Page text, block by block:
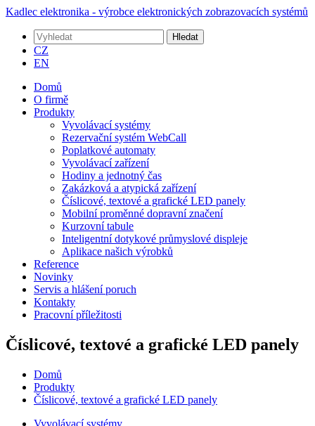
Kadlec elektronika - výrobce elektronických zobrazovacích systémů
Hledat
CZ
EN
Domů
O firmě
Produkty
Vyvolávací systémy
Rezervační systém WebCall
Poplatkové automaty
Vyvolávací zařízení
Hodiny a jednotný čas
Zakázková a atypická zařízení
Číslicové, textové a grafické LED panely
Mobilní proměnné dopravní značení
Kurzovní tabule
Inteligentní dotykové průmyslové displeje
Aplikace našich výrobků
Reference
Novinky
Servis a hlášení poruch
Kontakty
Pracovní příležitosti
Číslicové, textové a grafické LED panely
Domů
Produkty
Číslicové, textové a grafické LED panely
Vyvolávací systémy